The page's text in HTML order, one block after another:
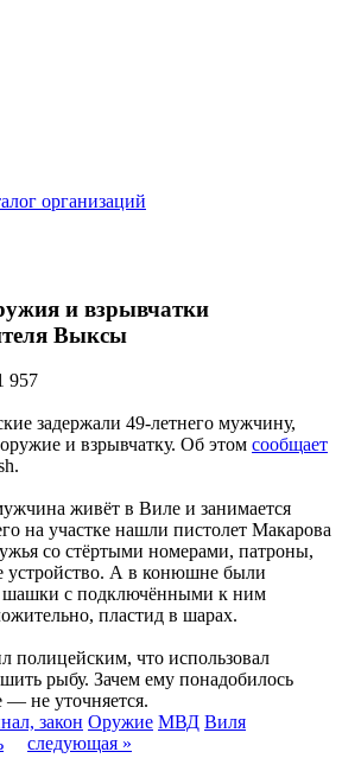
организаций
и взрывчатки
Выксы
957
задержали 49-летнего мужчину,
и взрывчатку. Об этом сообщает
живёт в Виле и занимается
на участке нашли пистолет Макарова
со стёртыми номерами, патроны,
устройство. А в конюшне были
шашки с подключёнными к ним
пластид в шарах.
полицейским, что использовал
рыбу. Зачем ему понадобилось
— не уточняется.
закон Оружие МВД Виля
следующая »